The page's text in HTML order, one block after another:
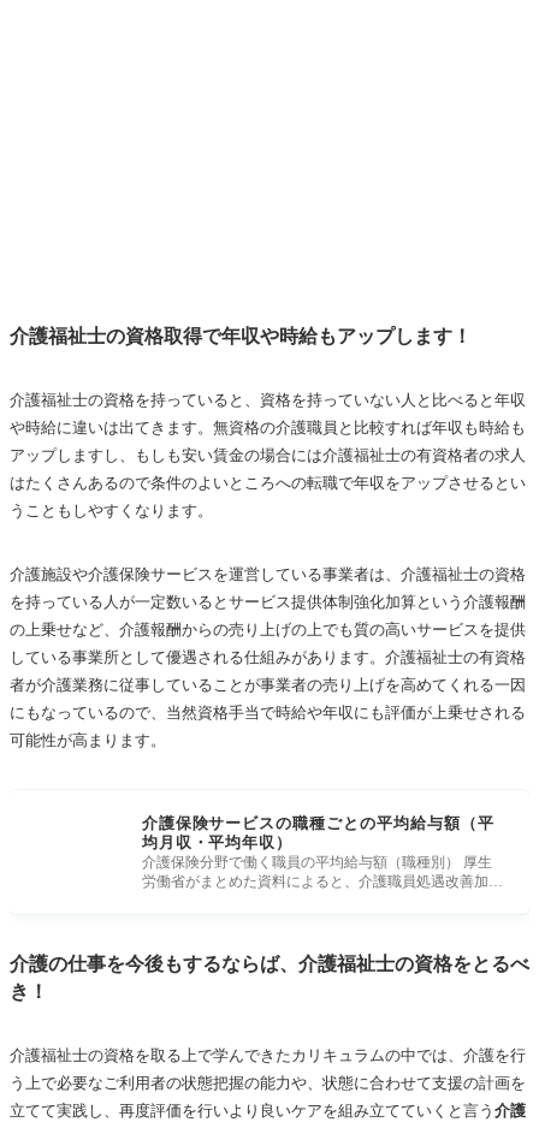
介護福祉士の資格取得で年収や時給もアップします！
介護福祉士の資格を持っていると、資格を持っていない人と比べると年収
や時給に違いは出てきます。無資格の介護職員と比較すれば年収も時給も
アップしますし、もしも安い賃金の場合には介護福祉士の有資格者の求人
はたくさんあるので条件のよいところへの転職で年収をアップさせるとい
うこともしやすくなります。
介護施設や介護保険サービスを運営している事業者は、介護福祉士の資格
を持っている人が一定数いるとサービス提供体制強化加算という介護報酬
の上乗せなど、介護報酬からの売り上げの上でも質の高いサービスを提供
している事業所として優遇される仕組みがあります。介護福祉士の有資格
者が介護業務に従事していることが事業者の売り上げを高めてくれる一因
にもなっているので、当然資格手当で時給や年収にも評価が上乗せされる
可能性が高まります。
介護保険サービスの職種ごとの平均給与額（平
均月収・平均年収）
介護保険分野で働く職員の平均給与額（職種別） 厚生
労働省がまとめた資料によると、介護職員処遇改善加算
介護の仕事を今後もするならば、介護福祉士の資格をとるべ
き！
介護福祉士の資格を取る上で学んできたカリキュラムの中では、介護を行
う上で必要なご利用者の状態把握の能力や、状態に合わせて支援の計画を
立てて実践し、再度評価を行いより良いケアを組み立てていくと言う 介護